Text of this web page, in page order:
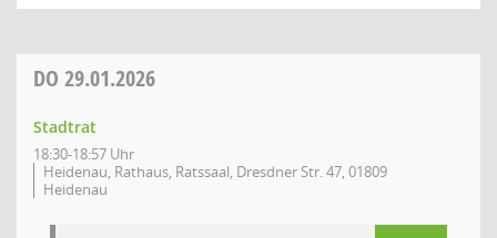
DO 29.01.2026
Stadtrat
18:30-18:57 Uhr
Heidenau, Rathaus, Ratssaal, Dresdner Str. 47, 01809
Heidenau